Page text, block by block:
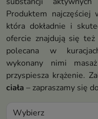
Produktem najczęściej
która dokładnie i
ofercie znajdują się też
polecana w
wykonany nimi
przyspiesza krążenie.
ciała – zapraszamy się
Wybierz